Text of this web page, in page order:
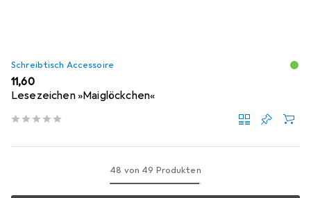
Schreibtisch Accessoire
EUR
11,60
Lesezeichen »Maiglöckchen«
48 von 49 Produkten